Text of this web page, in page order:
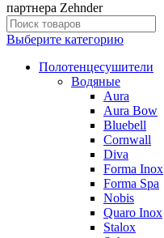
партнера Zehnder
Выберите категорию
Полотенцесушители
Водяные
Aura
Aura Bow
Bluebell
Cornwall
Diva
Forma Inox
Forma Spa
Nobis
Quaro Inox
Stalox